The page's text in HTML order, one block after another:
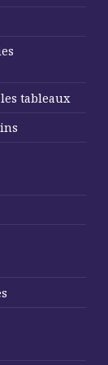
tableaux